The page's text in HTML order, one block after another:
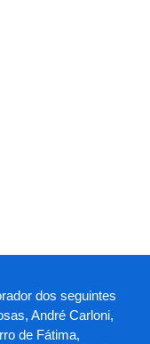
dos seguintes
André Carloni,
de Fátima,